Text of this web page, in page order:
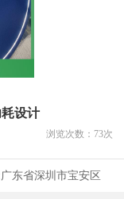
设计
浏览次数： 73次
广东省深圳市宝安区